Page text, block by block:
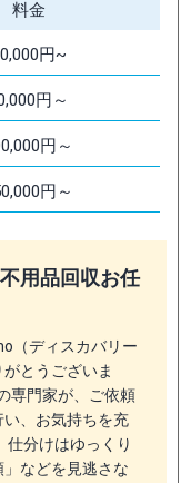
料金
円~
円～
円～
円～
用品回収お任
（ディスカバリー
とうございま
専門家が、ご依頼
、お気持ちを充
仕分けはゆっくり
などを見逃さな